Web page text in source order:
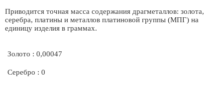
Приводится точная масса содержания драгметаллов: золота,
серебра, платины и металлов платиновой группы (МПГ) на
единицу изделия в граммах.
Золото : 0,00047
Серебро : 0